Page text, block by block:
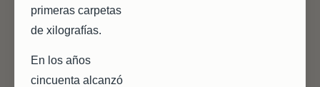
primeras carpetas
de xilografías.
En los años
cincuenta alcanzó